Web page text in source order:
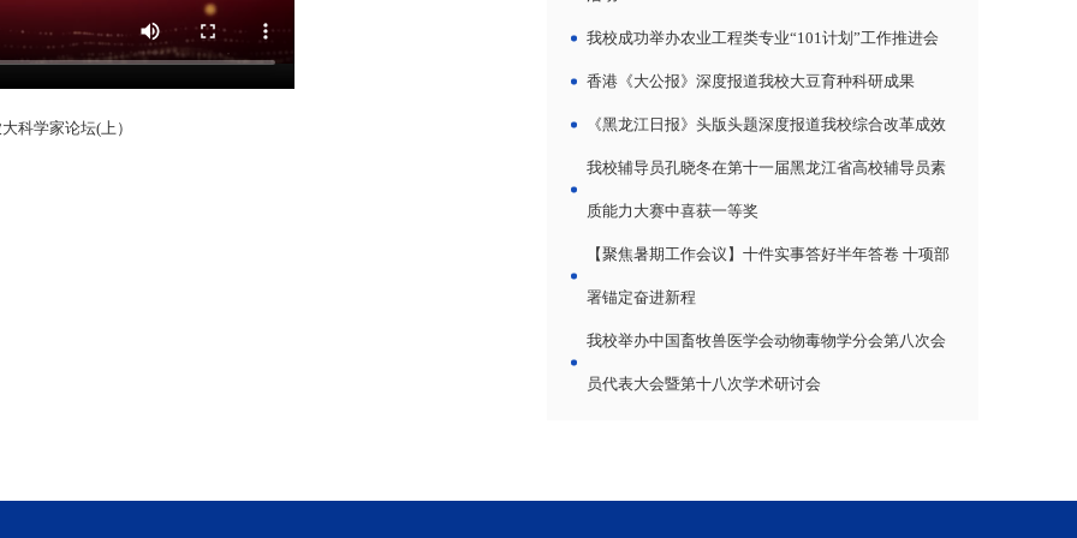
科学家论坛(上）
我校成功举办农业工程类专业“101计划”工作推进会
香港《大公报》深度报道我校大豆育种科研成果
《黑龙江日报》头版头题深度报道我校综合改革成效
我校辅导员孔晓冬在第十一届黑龙江省高校辅导员素
质能力大赛中喜获一等奖
【聚焦暑期工作会议】十件实事答好半年答卷 十项部
署锚定奋进新程
我校举办中国畜牧兽医学会动物毒物学分会第八次会
员代表大会暨第十八次学术研讨会